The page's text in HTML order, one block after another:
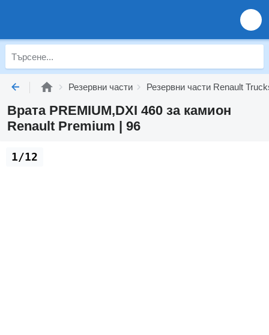
Резервни части Резервни части Renault
Врата PREMIUM,DXI 460 за камион
Renault Premium | 96
1/12